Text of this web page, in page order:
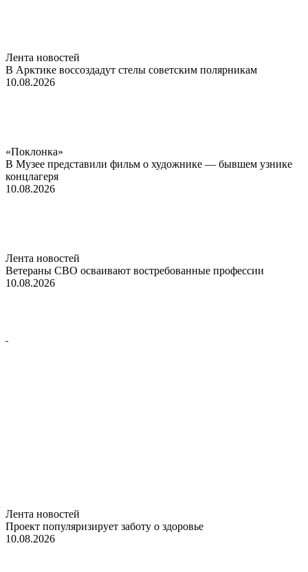
Лента новостей
В Арктике воссоздадут стелы советским полярникам
10.08.2026
«Поклонка»
В Музее представили фильм о художнике — бывшем узнике
концлагеря
10.08.2026
Лента новостей
Ветераны СВО осваивают востребованные профессии
10.08.2026
Лента новостей
Проект популяризирует заботу о здоровье
10.08.2026